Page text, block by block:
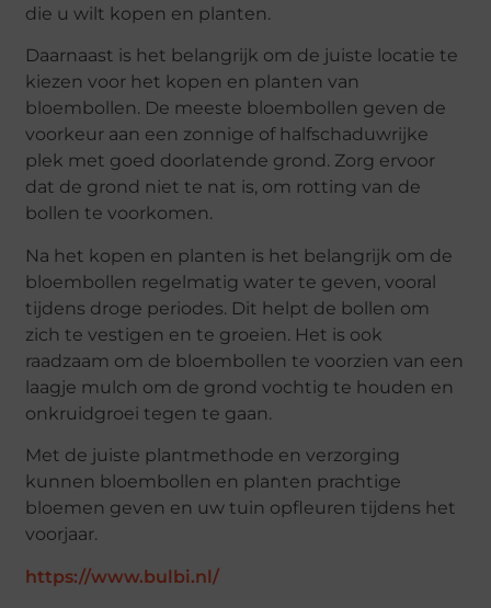
die u wilt kopen en planten.
Daarnaast is het belangrijk om de juiste locatie te
kiezen voor het kopen en planten van
bloembollen. De meeste bloembollen geven de
voorkeur aan een zonnige of halfschaduwrijke
plek met goed doorlatende grond. Zorg ervoor
dat de grond niet te nat is, om rotting van de
bollen te voorkomen.
Na het kopen en planten is het belangrijk om de
bloembollen regelmatig water te geven, vooral
tijdens droge periodes. Dit helpt de bollen om
zich te vestigen en te groeien. Het is ook
raadzaam om de bloembollen te voorzien van een
laagje mulch om de grond vochtig te houden en
onkruidgroei tegen te gaan.
Met de juiste plantmethode en verzorging
kunnen bloembollen en planten prachtige
bloemen geven en uw tuin opfleuren tijdens het
voorjaar.
https://www.bulbi.nl/